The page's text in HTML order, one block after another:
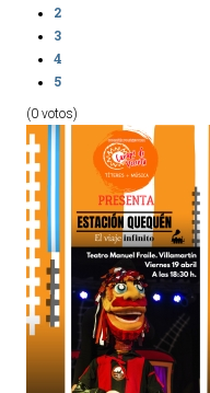
2
3
4
5
(0 votos)